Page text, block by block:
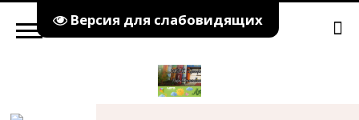
Версия для слабовидящих